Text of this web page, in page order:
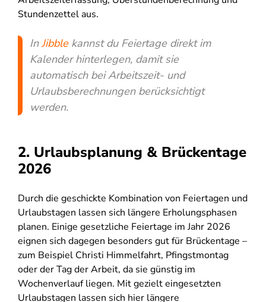
Stundenzettel aus.
InJibblekannst du Feiertage direkt im
Kalender hinterlegen, damit sie
automatisch bei Arbeitszeit- und
Urlaubsberechnungen berücksichtigt
werden.
2. Urlaubsplanung & Brückentage
2026
Durch die geschickte Kombination von Feiertagen und
Urlaubstagen lassen sich längere Erholungsphasen
planen. Einige gesetzliche Feiertage im Jahr 2026
eignen sich dagegen besonders gut für Brückentage –
zum Beispiel Christi Himmelfahrt, Pfingstmontag
oder der Tag der Arbeit, da sie günstig im
Wochenverlauf liegen. Mit gezielt eingesetzten
Urlaubstagen lassen sich hier längere